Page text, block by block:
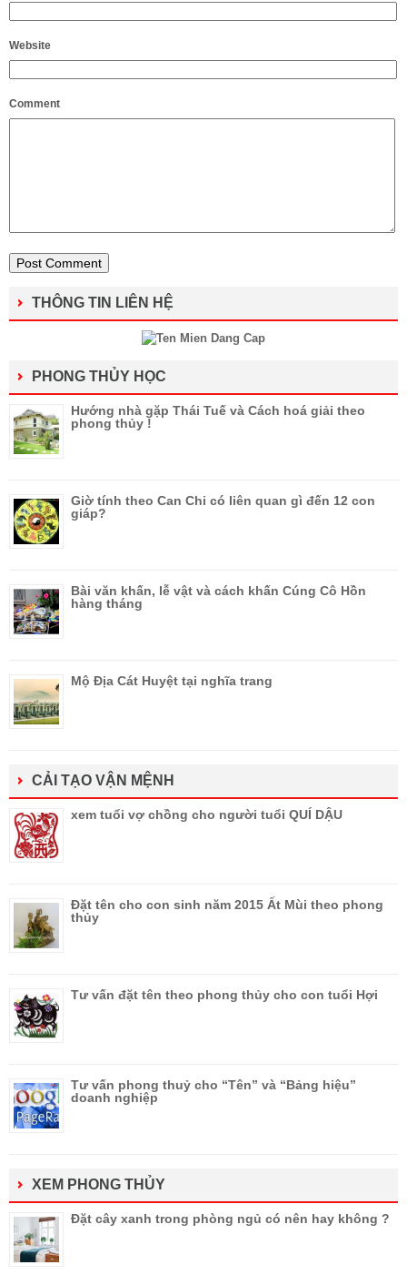
Website
Comment
THÔNG TIN LIÊN HỆ
PHONG THỦY HỌC
Hướng nhà gặp Thái Tuế và Cách hoá giải theo
phong thủy !
Giờ tính theo Can Chi có liên quan gì đến 12 con
giáp?
Bài văn khấn, lễ vật và cách khấn Cúng Cô Hồn
hàng tháng
Mộ Địa Cát Huyệt tại nghĩa trang
CẢI TẠO VẬN MỆNH
xem tuổi vợ chồng cho người tuổi QUÍ DẬU
Đặt tên cho con sinh năm 2015 Ất Mùi theo phong
thủy
Tư vấn đặt tên theo phong thủy cho con tuổi Hợi
Tư vấn phong thuỷ cho “Tên” và “Bảng hiệu”
doanh nghiệp
XEM PHONG THỦY
Đặt cây xanh trong phòng ngủ có nên hay không ?